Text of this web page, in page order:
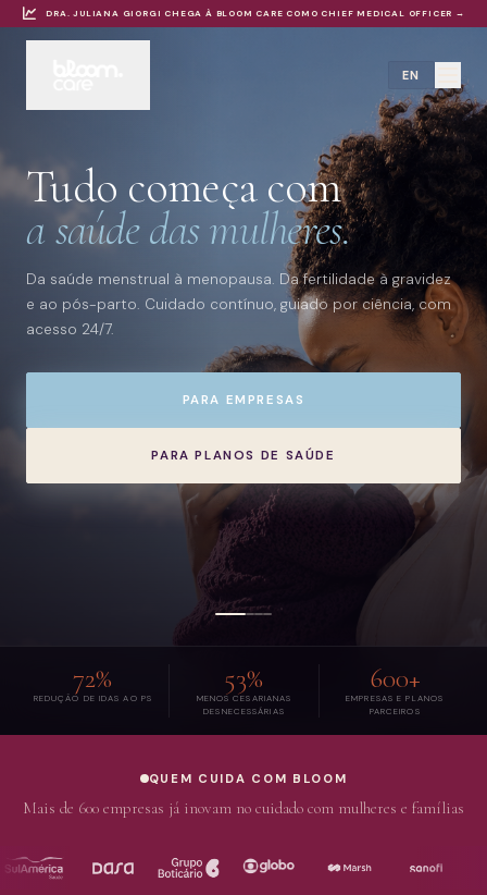
DRA. JULIANA GIORGI CHEGA À BLOOM CARE COMO CHIEF MEDICAL OFFICER →
EN
Tudo começa com
a saúde das mulheres.
Da saúde menstrual à menopausa. Da fertilidade à gravidez
e ao pós-parto. Cuidado contínuo, guiado por ciência, com
acesso 24/7.
PARA EMPRESAS
PARA PLANOS DE SAÚDE
72%
REDUÇÃO DE IDAS AO PS
53%
MENOS CESARIANAS
DESNECESSÁRIAS
600+
EMPRESAS E PLANOS
PARCEIROS
QUEM CUIDA COM BLOOM
Mais de 600 empresas já inovam no cuidado com mulheres e famílias